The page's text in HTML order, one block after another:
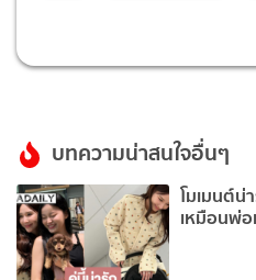
บทความน่าสนใจอื่นๆ
โมเมนต์น่
เหมือนพ่